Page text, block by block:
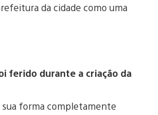
da cidade como uma
ferido durante a criação da
forma completamente